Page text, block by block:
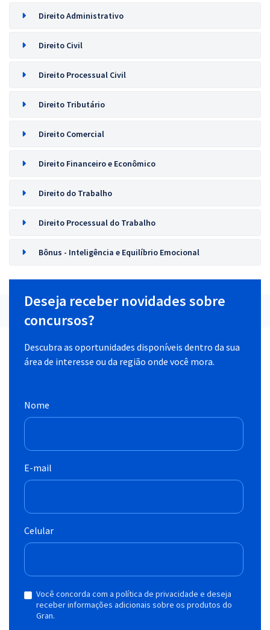
Direito Administrativo
Direito Civil
Direito Processual Civil
Direito Tributário
Direito Comercial
Direito Financeiro e Econômico
Direito do Trabalho
Direito Processual do Trabalho
Bônus - Inteligência e Equilíbrio Emocional
Deseja receber novidades sobre
concursos?
Descubra as oportunidades disponíveis dentro da sua
área de interesse ou da região onde você mora.
Nome
E-mail
Celular
Você concorda com a política de privacidade e deseja
receber informações adicionais sobre os produtos do
Gran.